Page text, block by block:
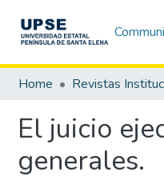
Home Revistas
El juicio
generales.